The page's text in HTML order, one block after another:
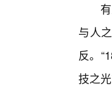
与人
反。
技之